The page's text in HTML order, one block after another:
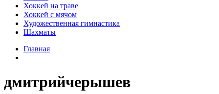
Хоккей на траве
Хоккей с мячом
Художественная гимнастика
Шахматы
Главная
дмитрийчерышев